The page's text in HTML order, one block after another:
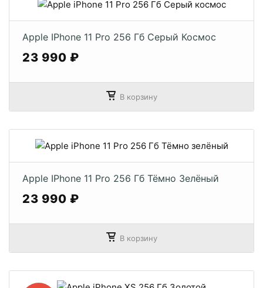
Apple IPhone 11 Pro 256 Гб Серый Космос
23 990 ₽
В корзину
Apple IPhone 11 Pro 256 Гб Тёмно Зелёный
23 990 ₽
В корзину